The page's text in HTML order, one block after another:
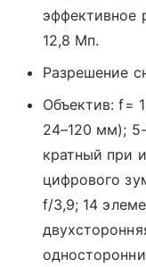
эффективное
12,8 Мп.
Разрешение
Объектив: f=
24–120 мм);
кратный при
цифрового
f/3,9; 14